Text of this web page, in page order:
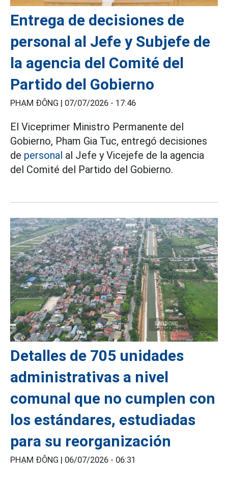
Entrega de decisiones de
personal al Jefe y Subjefe de
la agencia del Comité del
Partido del Gobierno
PHẠM ĐÔNG | 07/07/2026 - 17:46
El Viceprimer Ministro Permanente del
Gobierno, Pham Gia Tuc, entregó decisiones
de personal al Jefe y Vicejefe de la agencia
del Comité del Partido del Gobierno.
Detalles de 705 unidades
administrativas a nivel
comunal que no cumplen con
los estándares, estudiadas
para su reorganización
PHẠM ĐÔNG | 06/07/2026 - 06:31